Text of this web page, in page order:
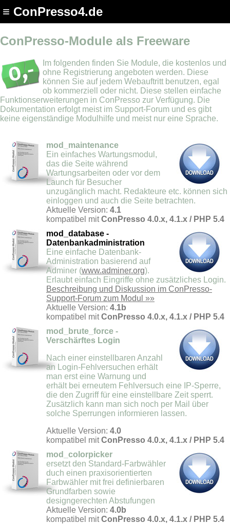
≡ ConPresso4.de
ConPresso-Module als Freeware
Im folgenden finden Sie Module, die kostenlos und
ohne Registrierung angeboten werden. Diese
können Sie auf jedem Webauftritt benutzen, egal
ob kommerziell oder nicht. Diese stellen einfache
Funktionserweiterungen in ConPresso zur Verfügung. Die
Dokumentation erfolgt meist im Support-Forum und es gibt
keine eigenständige Modulhilfe und meist nur eine Sprache.
mod_maintenance
Ein einfaches Wartungsmodul,
das die Seite während
Wartungsarbeiten oder vor dem
Launch für Besucher
unzugänglich macht. Redakteure etc. können sich
einloggen und auch die Seite betrachten.
Aktuelle Version: 4.1
kompatibel mitConPresso 4.0.x, 4.1.x / PHP 5.4
mod_database -
Datenbankadministration
Eine einfache Datenbank-
Administration basierend auf
Adminer (www.adminer.org).
Erlaubt einfach Eingriffe ohne zusätzliches Login.
Beschreibung und Diskussion im ConPresso-
Support-Forum zum Modul »»
Aktuelle Version: 4.1b
kompatibel mitConPresso 4.0.x, 4.1.x / PHP 5.4
mod_brute_force -
Verschärftes Login
Nach einer einstellbaren Anzahl
an Login-Fehlversuchen erhält
man erst eine Warnung und
erhält bei erneutem Fehlversuch eine IP-Sperre,
die den Zugriff für eine einstellbare Zeit sperrt.
Zusätzlich kann man sich noch per Mail über
solche Sperrungen informieren lassen.
Aktuelle Version: 4.0
kompatibel mitConPresso 4.0.x, 4.1.x / PHP 5.4
mod_colorpicker
ersetzt den Standard-Farbwähler
duch einen praxisorientierten
Farbwähler mit frei definierbaren
Grundfarben sowie
designgerechten Abstufungen
Aktuelle Version: 4.0b
kompatibel mitConPresso 4.0.x, 4.1.x / PHP 5.4